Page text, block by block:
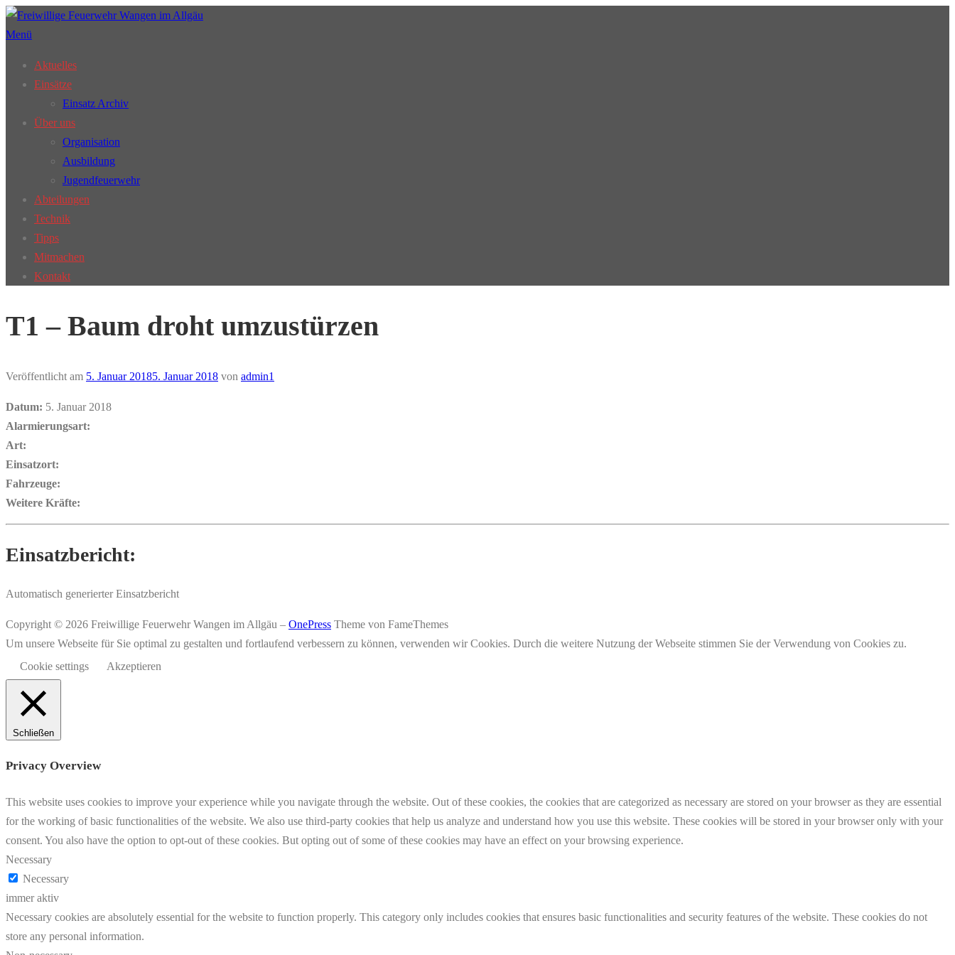
Zum
Inhalt
Menü
Aktuelles
Einsätze
Einsatz Archiv
Über uns
Organisation
Ausbildung
Jugendfeuerwehr
Abteilungen
Technik
Tipps
Mitmachen
Kontakt
T1 – Baum droht umzustürzen
Veröffentlicht am 5. Januar 20185. Januar 2018 von admin1
Datum: 5. Januar 2018
Alarmierungsart:
Art:
Einsatzort:
Fahrzeuge:
Weitere Kräfte:
Einsatzbericht:
Automatisch generierter Einsatzbericht
Copyright © 2026 Freiwillige Feuerwehr Wangen im Allgäu – OnePress Theme von FameThemes
Um unsere Webseite für Sie optimal zu gestalten und fortlaufend verbessern zu können, verwenden wir Cookies. Durch die weitere Nutzung der Webseite stimmen Sie der Verwendung von Cookies zu.
Cookie settings
Akzeptieren
Schließen
Privacy Overview
This website uses cookies to improve your experience while you navigate through the website. Out of these cookies, the cookies that are categorized as necessary are stored on your browser as they are essential
for the working of basic functionalities of the website. We also use third-party cookies that help us analyze and understand how you use this website. These cookies will be stored in your browser only with your
consent. You also have the option to opt-out of these cookies. But opting out of some of these cookies may have an effect on your browsing experience.
Necessary
Necessary
immer aktiv
Necessary cookies are absolutely essential for the website to function properly. This category only includes cookies that ensures basic functionalities and security features of the website. These cookies do not
store any personal information.